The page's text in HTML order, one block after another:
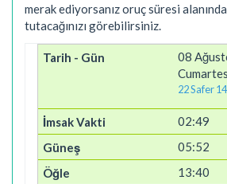
merak ediyorsanız oruç süresi
tutacağınızı görebilirsiniz.
08
22 Safer
02:49
05:52
13:40